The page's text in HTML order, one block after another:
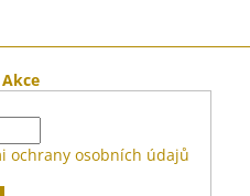
Akce
ochrany osobních údajů